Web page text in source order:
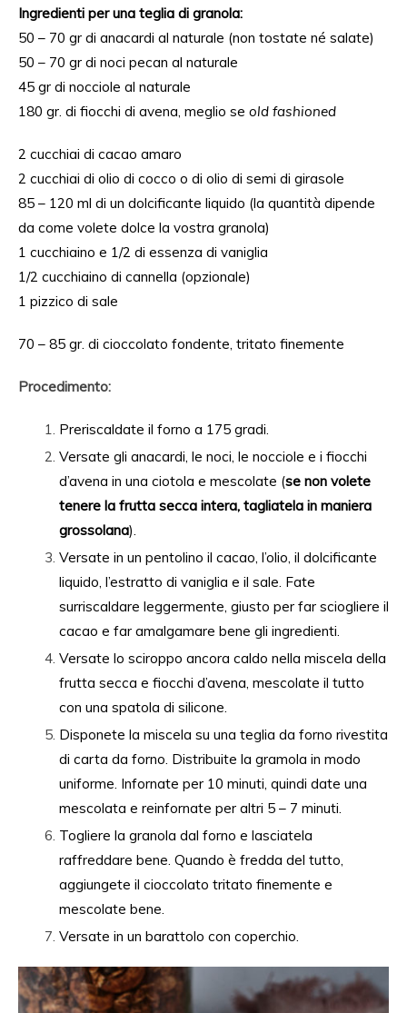
Ingredienti per una teglia di granola:
50 – 70 gr di anacardi al naturale (non tostate né salate)
50 – 70 gr di noci pecan al naturale
45 gr di nocciole al naturale
180 gr. di fiocchi di avena, meglio se old fashioned
2 cucchiai di cacao amaro
2 cucchiai di olio di cocco o di olio di semi di girasole
85 – 120 ml di un dolcificante liquido (la quantità dipende
da come volete dolce la vostra granola)
1 cucchiaino e 1/2 di essenza di vaniglia
1/2 cucchiaino di cannella (opzionale)
1 pizzico di sale
70 – 85 gr. di cioccolato fondente, tritato finemente
Procedimento:
Preriscaldate il forno a 175 gradi.
Versate gli anacardi, le noci, le nocciole e i fiocchi
d’avena in una ciotola e mescolate (se non volete
tenere la frutta secca intera, tagliatela in maniera
grossolana).
Versate in un pentolino il cacao, l’olio, il dolcificante
liquido, l’estratto di vaniglia e il sale. Fate
surriscaldare leggermente, giusto per far sciogliere il
cacao e far amalgamare bene gli ingredienti.
Versate lo sciroppo ancora caldo nella miscela della
frutta secca e fiocchi d’avena, mescolate il tutto
con una spatola di silicone.
Disponete la miscela su una teglia da forno rivestita
di carta da forno. Distribuite la gramola in modo
uniforme. Infornate per 10 minuti, quindi date una
mescolata e reinfornate per altri 5 – 7 minuti.
Togliere la granola dal forno e lasciatela
raffreddare bene. Quando è fredda del tutto,
aggiungete il cioccolato tritato finemente e
mescolate bene.
Versate in un barattolo con coperchio.